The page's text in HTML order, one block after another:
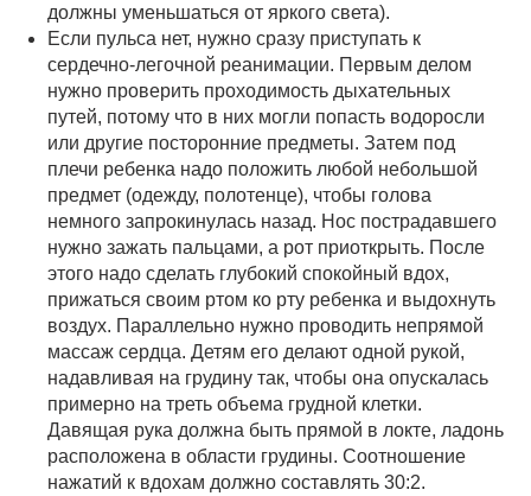
должны уменьшаться от яркого света).
Если пульса нет, нужно сразу приступать к
сердечно-легочной реанимации. Первым делом
нужно проверить проходимость дыхательных
путей, потому что в них могли попасть водоросли
или другие посторонние предметы. Затем под
плечи ребенка надо положить любой небольшой
предмет (одежду, полотенце), чтобы голова
немного запрокинулась назад. Нос пострадавшего
нужно зажать пальцами, а рот приоткрыть. После
этого надо сделать глубокий спокойный вдох,
прижаться своим ртом ко рту ребенка и выдохнуть
воздух. Параллельно нужно проводить непрямой
массаж сердца. Детям его делают одной рукой,
надавливая на грудину так, чтобы она опускалась
примерно на треть объема грудной клетки.
Давящая рука должна быть прямой в локте, ладонь
расположена в области грудины. Соотношение
нажатий к вдохам должно составлять 30:2.